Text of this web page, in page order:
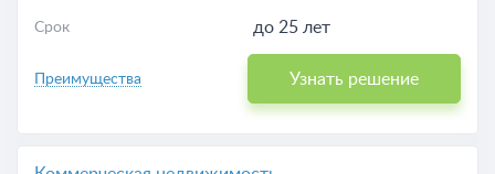
Срок до 25 лет
Преимущества Узнать решение